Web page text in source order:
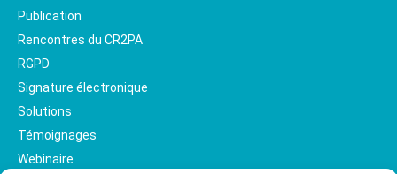
Publication
Rencontres du CR2PA
RGPD
Signature électronique
Solutions
Témoignages
Webinaire